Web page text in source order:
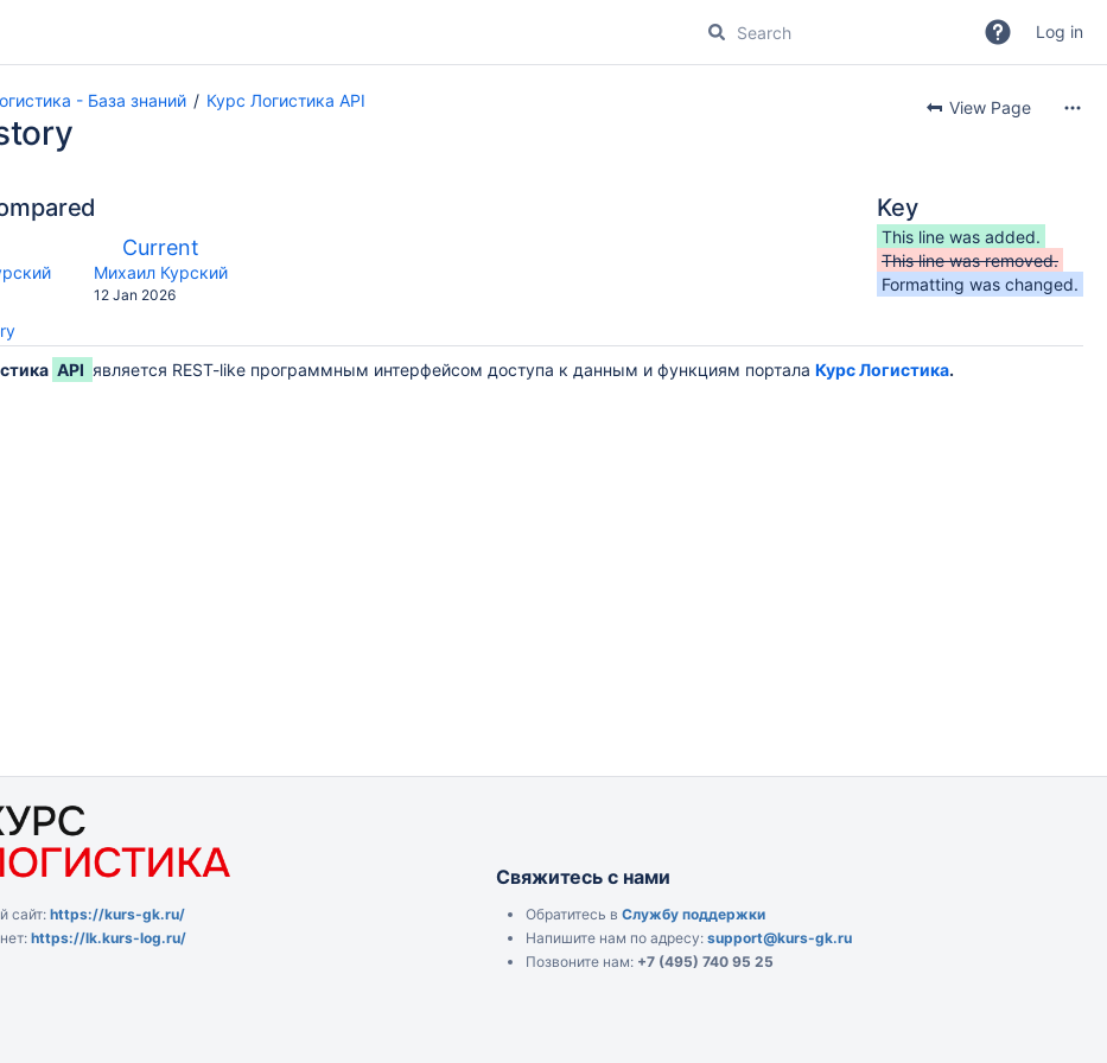
Log in
- База знаний Курс Логистика API View Page
comparedNew
Version
Current
changes.mady.by.user
Михаил Курский
Saved
12 Jan 2026
Key
This line was added.
This line was removed.
Formatting was changed.
API является REST-like программным интерфейсом доступа к данным и функциям портала Курс Логистика.
сайт: https://kurs-gk.ru/
https://lk.kurs-log.ru/
Свяжитесь с нами
Обратитесь в Службу поддержки
Напишите нам по адресу: support@kurs-gk.ru
Позвоните нам: +7 (495) 740 95 25